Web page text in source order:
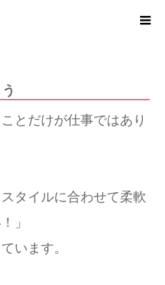
とだけが仕事ではあり
タイルに合わせて柔軟
」
います。